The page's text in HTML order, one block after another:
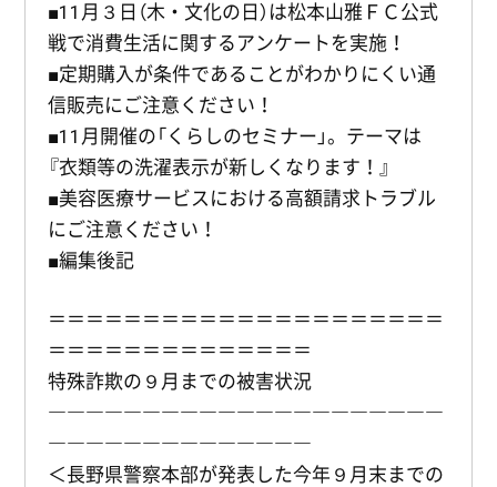
■11月３日（木・文化の日）は松本山雅ＦＣ公式
戦で消費生活に関するアンケートを実施！
■定期購入が条件であることがわかりにくい通
信販売にご注意ください！
■11月開催の「くらしのセミナー」。テーマは
『衣類等の洗濯表示が新しくなります！』
■美容医療サービスにおける高額請求トラブル
にご注意ください！
■編集後記
＝＝＝＝＝＝＝＝＝＝＝＝＝＝＝＝＝＝＝＝＝
＝＝＝＝＝＝＝＝＝＝＝＝＝＝
特殊詐欺の９月までの被害状況
―――――――――――――――――――――
――――――――――――――
＜長野県警察本部が発表した今年９月末までの